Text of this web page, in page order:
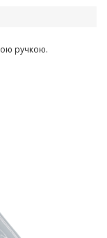
ручкою.